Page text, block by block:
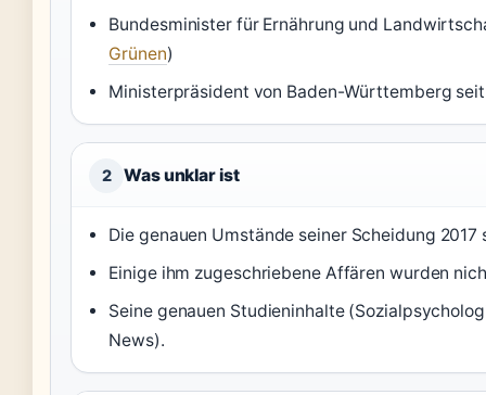
Bundesminister für Ernährung und
Grünen)
Ministerpräsident von Baden-Württemberg
2 Was unklar ist
Die genauen Umstände seiner Scheidung
Einige ihm zugeschriebene Affären wurden
Seine genauen Studieninhalte
News).